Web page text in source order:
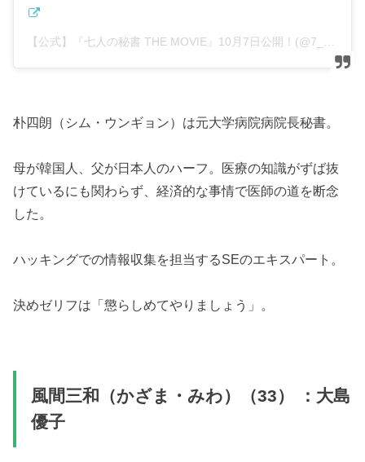
朴四朗（シム・ウンギョン）は元大学病院病院長秘書。
母が韓国人、父が日本人のハーフ。医療の知識がずば抜
けているにも関わらず、経済的な事情で医師の道を断念
した。
ハッキングでの情報収集を担当するSEのエキスパート。
決めゼリフは「懲らしめてやりましょう」。
風間三和（かざま・みわ）（33） ：大島
優子